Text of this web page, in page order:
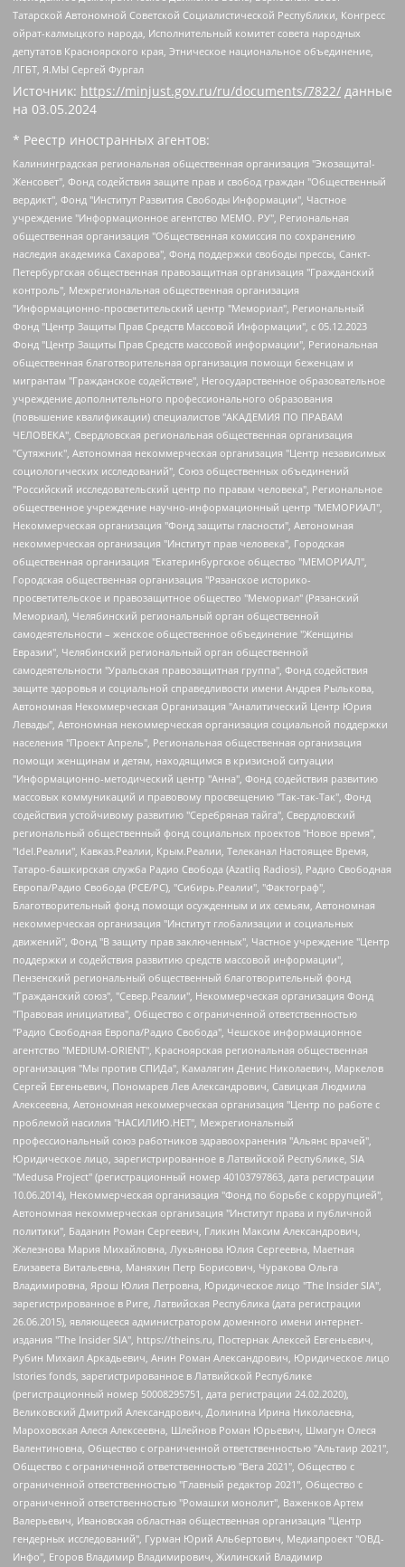
Татарской Автономной Советской Социалистической Республики, Конгресс
ойрат-калмыцкого народа, Исполнительный комитет совета народных
депутатов Красноярского края, Этническое национальное объединение,
ЛГБТ, Я.МЫ Сергей Фургал
Источник: https://minjust.gov.ru/ru/documents/7822/ данные
на 03.05.2024
* Реестр иностранных агентов:
Калининградская региональная общественная организация "Экозащита!-Женсовет", Фонд содействия защите прав и свобод граждан "Общественный вердикт", Фонд "Институт Развития Свободы Информации", Частное учреждение "Информационное агентство МЕМО. РУ", Региональная общественная организация "Общественная комиссия по сохранению наследия академика Сахарова", Фонд поддержки свободы прессы, Санкт-Петербургская общественная правозащитная организация "Гражданский контроль", Межрегиональная общественная организация "Информационно-просветительский центр "Мемориал", Региональный Фонд "Центр Защиты Прав Средств Массовой Информации", с 05.12.2023 Фонд "Центр Защиты Прав Средств массовой информации", Региональная общественная благотворительная организация помощи беженцам и мигрантам "Гражданское содействие", Негосударственное образовательное учреждение дополнительного профессионального образования (повышение квалификации) специалистов "АКАДЕМИЯ ПО ПРАВАМ ЧЕЛОВЕКА", Свердловская региональная общественная организация "Сутяжник", Автономная некоммерческая организация "Центр независимых социологических исследований", Союз общественных объединений "Российский исследовательский центр по правам человека", Региональное общественное учреждение научно-информационный центр "МЕМОРИАЛ", Некоммерческая организация "Фонд защиты гласности", Автономная некоммерческая организация "Институт прав человека", Городская общественная организация "Екатеринбургское общество "МЕМОРИАЛ", Городская общественная организация "Рязанское историко-просветительское и правозащитное общество "Мемориал" (Рязанский Мемориал), Челябинский региональный орган общественной самодеятельности – женское общественное объединение "Женщины Евразии", Челябинский региональный орган общественной самодеятельности "Уральская правозащитная группа", Фонд содействия защите здоровья и социальной справедливости имени Андрея Рылькова, Автономная Некоммерческая Организация "Аналитический Центр Юрия Левады", Автономная некоммерческая организация социальной поддержки населения "Проект Апрель", Региональная общественная организация помощи женщинам и детям, находящимся в кризисной ситуации "Информационно-методический центр "Анна", Фонд содействия развитию массовых коммуникаций и правовому просвещению "Так-так-Так", Фонд содействия устойчивому развитию "Серебряная тайга", Свердловский региональный общественный фонд социальных проектов "Новое время", "Idel.Реалии", Кавказ.Реалии, Крым.Реалии, Телеканал Настоящее Время, Татаро-башкирская служба Радио Свобода (Azatliq Radiosi), Радио Свободная Европа/Радио Свобода (PCE/PC), "Сибирь.Реалии", "Фактограф", Благотворительный фонд помощи осужденным и их семьям, Автономная некоммерческая организация "Институт глобализации и социальных движений", Фонд "В защиту прав заключенных", Частное учреждение "Центр поддержки и содействия развитию средств массовой информации", Пензенский региональный общественный благотворительный фонд "Гражданский союз", "Север.Реалии", Некоммерческая организация Фонд "Правовая инициатива", Общество с ограниченной ответственностью "Радио Свободная Европа/Радио Свобода", Чешское информационное агентство "MEDIUM-ORIENT", Красноярская региональная общественная организация "Мы против СПИДа", Камалягин Денис Николаевич, Маркелов Сергей Евгеньевич, Пономарев Лев Александрович, Савицкая Людмила Алексеевна, Автономная некоммерческая организация "Центр по работе с проблемой насилия "НАСИЛИЮ.НЕТ", Межрегиональный профессиональный союз работников здравоохранения "Альянс врачей", Юридическое лицо, зарегистрированное в Латвийской Республике, SIA "Medusa Project" (регистрационный номер 40103797863, дата регистрации 10.06.2014), Некоммерческая организация "Фонд по борьбе с коррупцией", Автономная некоммерческая организация "Институт права и публичной политики", Баданин Роман Сергеевич, Гликин Максим Александрович, Железнова Мария Михайловна, Лукьянова Юлия Сергеевна, Маетная Елизавета Витальевна, Маняхин Петр Борисович, Чуракова Ольга Владимировна, Ярош Юлия Петровна, Юридическое лицо "The Insider SIA", зарегистрированное в Риге, Латвийская Республика (дата регистрации 26.06.2015), являющееся администратором доменного имени интернет-издания "The Insider SIA", https://theins.ru, Постернак Алексей Евгеньевич, Рубин Михаил Аркадьевич, Анин Роман Александрович, Юридическое лицо Istories fonds, зарегистрированное в Латвийской Республике (регистрационный номер 50008295751, дата регистрации 24.02.2020), Великовский Дмитрий Александрович, Долинина Ирина Николаевна, Мароховская Алеся Алексеевна, Шлейнов Роман Юрьевич, Шмагун Олеся Валентиновна, Общество с ограниченной ответственностью "Альтаир 2021", Общество с ограниченной ответственностью "Вега 2021", Общество с ограниченной ответственностью "Главный редактор 2021", Общество с ограниченной ответственностью "Ромашки монолит", Важенков Артем Валерьевич, Ивановская областная общественная организация "Центр гендерных исследований", Гурман Юрий Альбертович, Медиапроект "ОВД-Инфо", Егоров Владимир Владимирович, Жилинский Владимир Александрович, Общество с ограниченной ответственностью "ЗП", Иванова София Юрьевна, Карезина Инна Павловна, Кильтау Екатерина Викторовна, Петров Алексей Викторович, Пискунов Сергей Евгеньевич, Смирнов Сергей Сергеевич, Тихонов Михаил Сергеевич, Общество с ограниченной ответственностью "ЖУРНАЛИСТ-ИНОСТРАННЫЙ АГЕНТ", Арапова Галина Юрьевна, Вольтская Татьяна Анатольевна, Американская компания "Mason G.E.S. Anonymous Foundation" (США), являющаяся владельцем интернет-издания https://mnews.world/, Компания "Stichting Bellingcat", зарегистрированная в Нидерландах (дата регистрации 11.07.2018), Захаров Андрей Вячеславович, Клепиковская Екатерина Дмитриевна, Общество с ограниченной ответственностью "МЕМО", Перл Роман Александрович, Симонов Евгений Алексеевич, Соловьева Елена Анатольевна, Сотников Даниил Владимирович, Сурначева Елизавета Дмитриевна, Автономная некоммерческая организация по защите прав человека и информированию населения "Якутия – Наше Мнение", Общество с ограниченной ответственностью "Москоу диджитал медиа", с 26.01.2023 Общество с ограниченной ответственностью "Чайка Белые сады", Ветошкина Валерия Валерьевна, Заговора Максим Александрович, Межрегиональное общественное движение "Российская ЛГБТ - сеть", Оленичев Максим Владимирович, Павлов Иван Юрьевич, Скворцова Елена Сергеевна, Общество с ограниченной ответственностью "Как бы инагент", Кочетков Игорь Викторович, Общество с ограниченной ответственностью "Честные выборы", Еланчик Олег Александрович, Общество с ограниченной ответственностью "Нобелевский призыв", Гималова Регина Эмилевна, Григорьев Андрей Валерьевич, Григорьева Алина Александровна, Ассоциация по содействию защите прав призывников, альтернативнослужащих и военнослужащих "Правозащитная группа "Гражданин.Армия.Право", Хисамова Регина Фаритовна, Автономная некоммерческая организация по реализации социально-правовых программ "Лилит", Дальневосточное общественное движение "Маяк", Санкт-Петербургская ЛГБТ-инициативная группа "Выход", Инициативная группа ЛГБТ+ "Реверс", Алексеев Андрей Викторович, Бекбулатова Таисия Львовна, Беляев Иван Михайлович, Владыкина Елена Сергеевна, Гельман Марат Александрович, Никульшина Вероника Юрьевна, Толоконникова Надежда Андреевна, Шендерович Виктор Анатольевич, Общество с ограниченной ответственностью "Данное сообщение", Общество с ограниченной ответственностью Издательский дом "Новая глава", Айнбиндер Александра Александровна, Московский комьюнити-центр для ЛГБТ+инициатив, Благотворительный фонд развития филантропии, Deutsche Welle (Германия, Kurt-Schumacher-Strasse 3, 53113 Bonn), Борзунова Мария Михайловна, Воробьев Виктор Викторович, Голубева Анна Львовна, Константинова Алла Михайловна, Малкова Ирина Владимировна, Мурадов Мурад Абдулгалимович, Осетинская Елизавета Николаевна, Понасенков Евгений Николаевич, Ганапольский Матвей Юрьевич, Киселев Евгений Алексеевич, Борухович Ирина Григорьевна, Дремин Иван Тимофеевич, Дубровский Дмитрий Викторович, Красноярская региональная общественная организация поддержки и развития альтернативных образовательных технологий и межкультурных коммуникаций "ИНТЕРРА", Маяковская Екатерина Алексеевна, Фейгин Марк Захарович, Филимонов Андрей Викторович, Дзугкоева Регина Николаевна, Доброхотов Роман Александрович, Дудь Юрий Александрович, Елкин Сергей Владимирович, Кругликов Кирилл Игоревич, Сабунаева Мария Леонидовна, Семенов Алексей Владимирович, Шаинян Карен Багратович, Шульман Екатерина Михайловна, Асафьев Артур Валерьевич, Вахштайн Виктор Семенович, Венедиктов Алексей Алексеевич, Лушникова Екатерина Евгеньевна, Волков Леонид Михайлович, Невзоров Александр Глебович, Пархоменко Сергей Борисович, Сироткин Ярослав Николаевич, Кара-Мурза Владимир Владимирович, Баранова Наталья Владимировна, Гозман Леонид Яковлевич, Кагарлицкий Борис Юльевич, Климарев Михаил Валерьевич, Милов Владимир Станиславович, Автономная некоммерческая организация Краснодарский центр современного искусства "Типография", Моргенштерн Алишер Тагирович, Соболь Любовь Эдуардовна, Общество с ограниченной ответственностью "ЛИЗА НОРМ", Каспаров Гарри Кимович, Ходорковский Михаил Борисович, Общество с ограниченной ответственностью "Апрельские тезисы", Данилович Ирина Брониславовна, Кашин Олег Владимирович, Петров Николай Владимирович, Пивоваров Алексей Владимирович, Соколов Михаил Владимирович, Цветкова Юлия Владимировна, Чичваркин Евгений Александрович, Комитет против пыток/Команда против пыток, Общество с ограниченной ответственностью "Первый научный", Общество с ограниченной ответственностью "Вертолет и ко", Белоцерковская Вероника Борисовна, Кац Максим Евгеньевич, Лазарева Татьяна Юрьевна, Шаведдинов Руслан Табризович, Яшин Илья Валерьевич, Общество с ограниченной ответственностью "Иноагент ААВ", Алешковский Дмитрий Петрович, Альбац Евгения Марковна, Быков Дмитрий Львович, Галямина Юлия Евгеньевна, Лойко Сергей Леонидович, Мартынов Кирилл Константинович, Медведев Сергей Александрович, Крашенинников Федор Геннадиевич, Гордеева Катерина Вл